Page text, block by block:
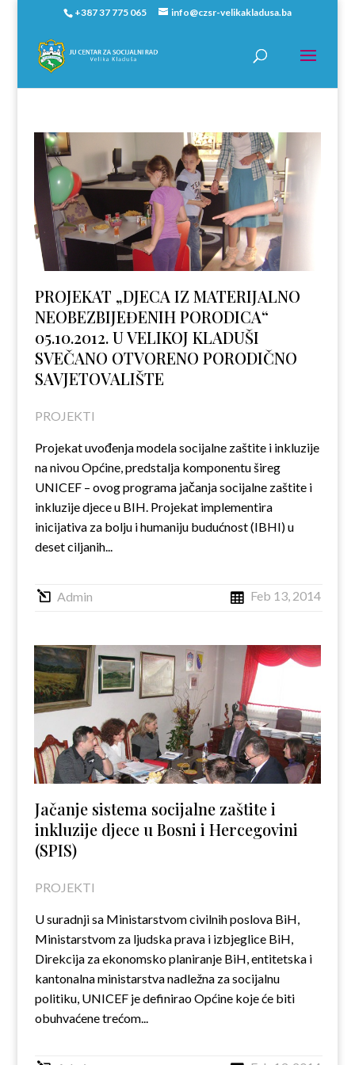
+387 37 775 065 info@czsr-velikakladusa.ba
PROJEKAT „DJECA IZ MATERIJALNO
NEOBEZBIJEĐENIH PORODICA“
05.10.2012. U VELIKOJ KLADUŠI
SVEČANO OTVORENO PORODIČNO
SAVJETOVALIŠTE
Admin Feb 13, 2014
PROJEKTI
Projekat uvođenja modela socijalne zaštite i inkluzije
na nivou Općine, predstalja komponentu šireg
UNICEF – ovog programa jačanja socijalne zaštite i
inkluzije djece u BIH. Projekat implementira
inicijativa za bolju i humaniju budućnost (IBHI) u
deset ciljanih...
Jačanje sistema socijalne zaštite i
inkluzije djece u Bosni i Hercegovini
(SPIS)
PROJEKTI
U suradnji sa Ministarstvom civilnih poslova BiH,
Ministarstvom za ljudska prava i izbjeglice BiH,
Direkcija za ekonomsko planiranje BiH, entitetska i
kantonalna ministarstva nadležna za socijalnu
politiku, UNICEF je definirao Općine koje će biti
obuhvaćene trećom...